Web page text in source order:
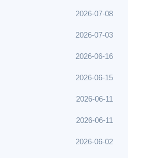
2026-07-08
2026-07-03
2026-06-16
2026-06-15
2026-06-11
2026-06-11
2026-06-02